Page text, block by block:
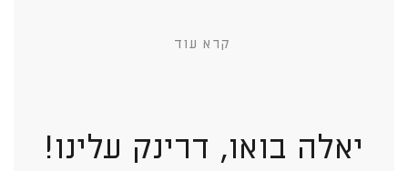
קרא עוד
יאלה בואו, דרינק עלינו!